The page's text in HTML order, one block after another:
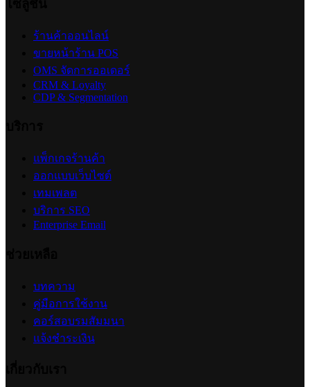
ร้านค้าออนไลน์
ขายหน้าร้าน POS
OMS จัดการออเดอร์
CRM & Loyalty
CDP & Segmentation
แพ็กเกจร้านค้า
ออกแบบเว็บไซต์
เทมเพลต
บริการ SEO
Enterprise Email
บทความ
คู่มือการใช้งาน
คอร์สอบรมสัมมนา
แจ้งชำระเงิน